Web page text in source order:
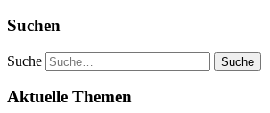
Suchen
Suche
Aktuelle Themen